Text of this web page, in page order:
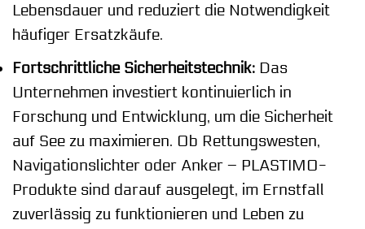
Lebensdauer und reduziert die Notwendigkeit
häufiger Ersatzkäufe.
Fortschrittliche Sicherheitstechnik: Das
Unternehmen investiert kontinuierlich in
Forschung und Entwicklung, um die Sicherheit
auf See zu maximieren. Ob Rettungswesten,
Navigationslichter oder Anker – PLASTIMO-
Produkte sind darauf ausgelegt, im Ernstfall
zuverlässig zu funktionieren und Leben zu